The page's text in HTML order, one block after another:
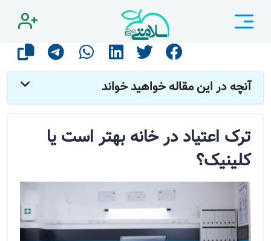
صفحه اصلی اطلاعات سلامت ترک اعتیاد در خانه بهتر است یا کلینیک؟
آنچه در این مقاله خواهید خواند
ترک اعتیاد در خانه بهتر است یا
کلینیک؟